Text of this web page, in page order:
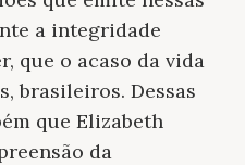
a integridade
que o acaso da vida
brasileiros. Dessas
que Elizabeth
da